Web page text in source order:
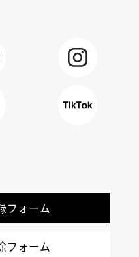
フォーム
フォーム